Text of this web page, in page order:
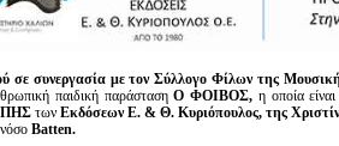
σε συνεργασία με τον Σύλλογο Φίλων της
παιδική παράστασηΟ ΦΟΙΒΟΣ, η οποία
των Εκδόσεων Ε. & Θ. Κυριόπουλος, της
Batten.